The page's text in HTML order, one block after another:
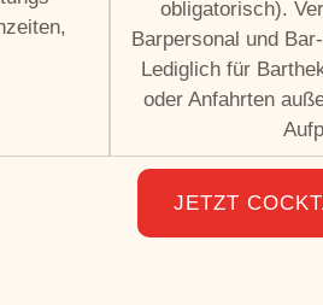
obligatorisch).
Barpersonal und
Lediglich für
oder Anfahrten
JETZT